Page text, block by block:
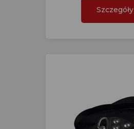
Szczegóły